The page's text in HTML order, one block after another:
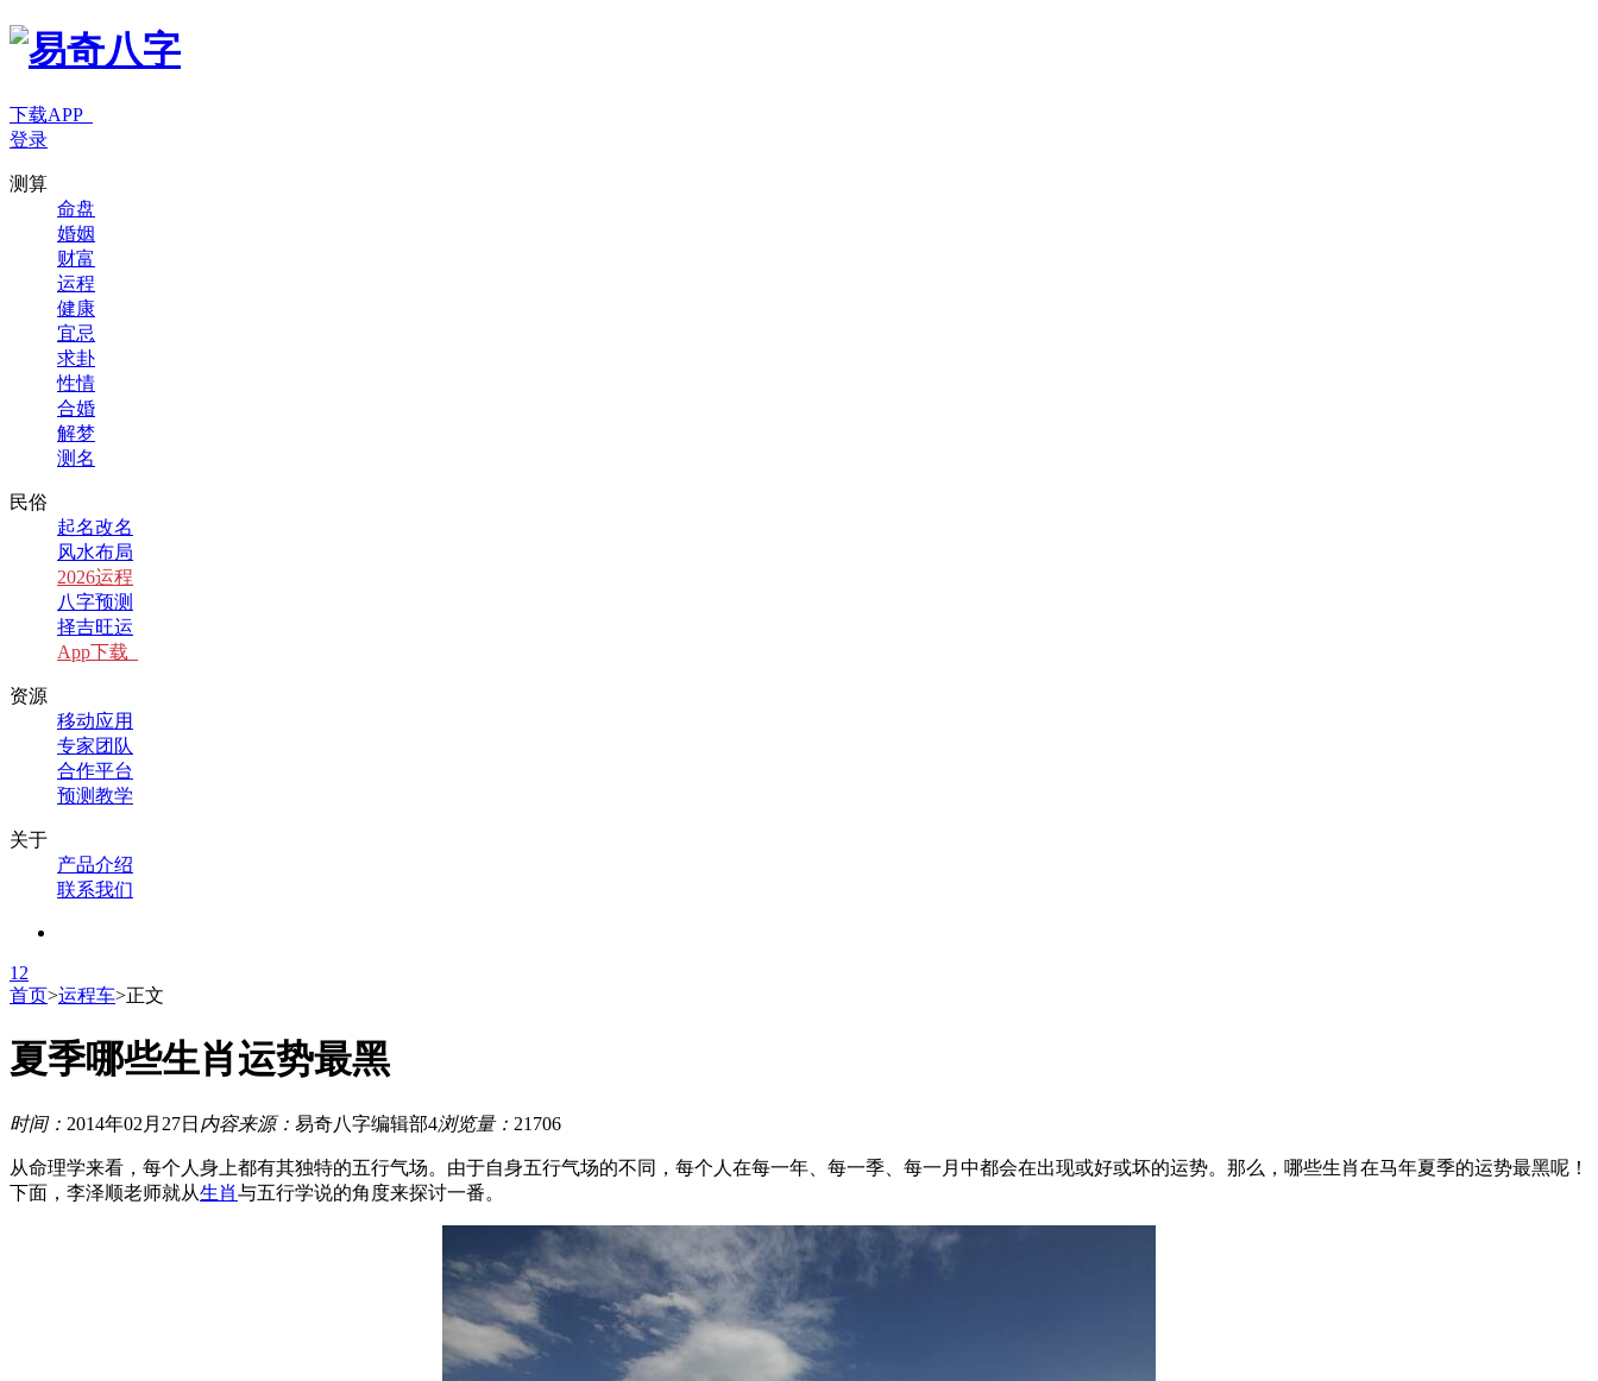
下载APP
登录
测算
命盘
婚姻
财富
运程
健康
宜忌
求卦
性情
合婚
解梦
测名
民俗
起名改名
风水布局
2026运程
八字预测
择吉旺运
App下载
资源
移动应用
专家团队
合作平台
预测教学
关于
产品介绍
联系我们
1 2
首页>运程车>正文
夏季哪些生肖运势最黑
时间： 2014年02月27日 内容来源： 易奇八字编辑部4浏览量： 21706
从命理学来看，每个人身上都有其独特的五行气场。由于自身五行气场的不同，每个人在每一年、每一季、每一月中都会在出现或好或坏的运势。那么，哪些生肖在马年夏季的运势最黑呢！
下面，李泽顺老师就从生肖与五行学说的角度来探讨一番。